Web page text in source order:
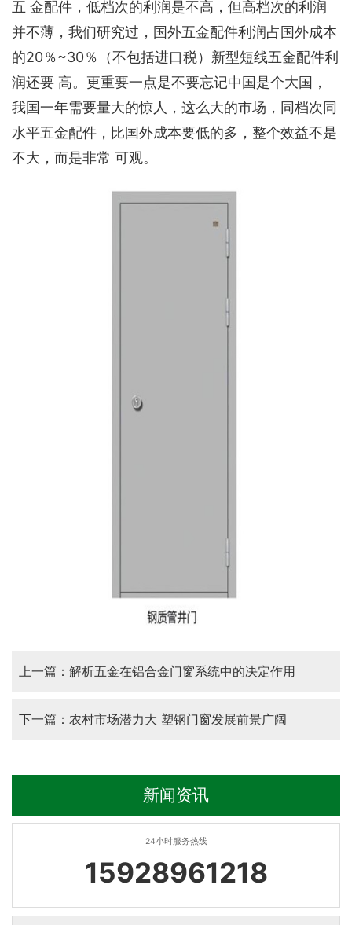
五 金配件，低档次的利润是不高，但高档次的利润
并不薄，我们研究过，国外五金配件利润占国外成本
的20％~30％（不包括进口税）新型短线五金配件利
润还要 高。更重要一点是不要忘记中国是个大国，
我国一年需要量大的惊人，这么大的市场，同档次同
水平五金配件，比国外成本要低的多，整个效益不是
不大，而是非常 可观。
上一篇：解析五金在铝合金门窗系统中的决定作用
下一篇：农村市场潜力大 塑钢门窗发展前景广阔
新闻资讯
24小时服务热线
15928961218